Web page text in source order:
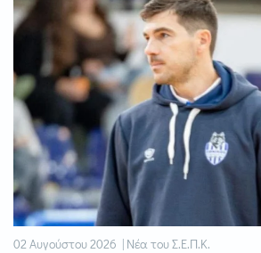
02 Αυγούστου 2026 | Νέα του Σ.Ε.Π.Κ.